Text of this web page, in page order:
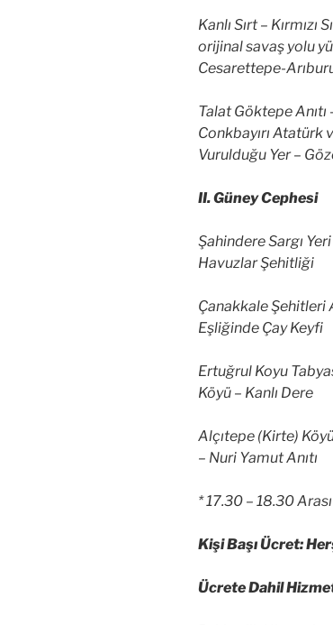
Kanlı Sırt –
orijinal savaş yolu
Cesarettepe-
Talat Göktepe Anıtı
Conkbayırı Atatürk
Vurulduğu Yer –
II. Güney Cephesi
Şahindere Sargı
Havuzlar Şehitliği
Çanakkale Şehitleri
Eşliğinde Çay Keyfi
Ertuğrul Koyu
Köyü – Kanlı Dere
Alçıtepe (Kirte)
– Nuri Yamut Anıtı
* 17.30 – 18.30
Kişi Başı Ücret:
Ücrete Dahil